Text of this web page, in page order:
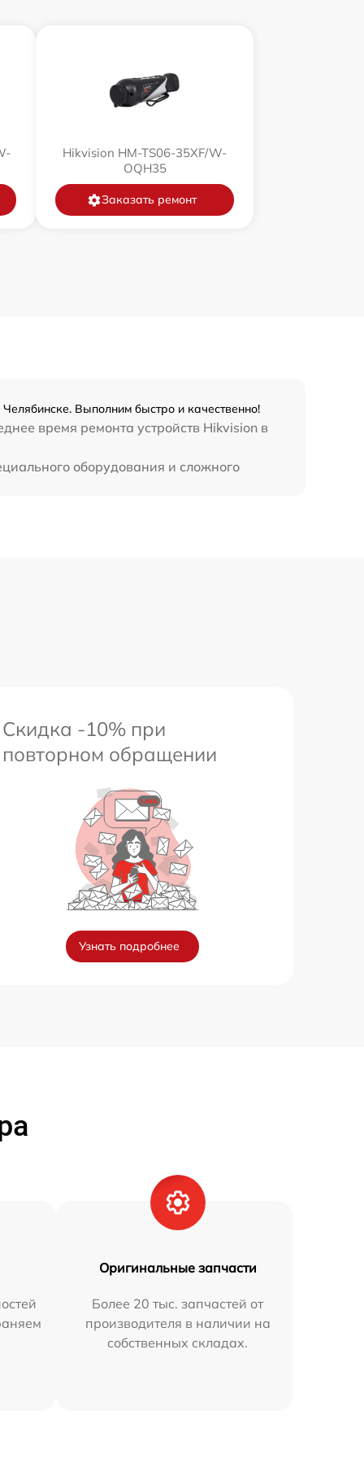
850 р
Hikvision HM-TS06-35XF/W-
OQH35
Заказать ремонт
Выполним быстро и качественно!
время ремонта устройств Hikvision в
оборудования и сложного
Скидка -10% при
повторном обращении
Узнать подробнее
Оригинальные запчасти
Более 20 тыс. запчастей от
производителя в наличии на
собственных складах.